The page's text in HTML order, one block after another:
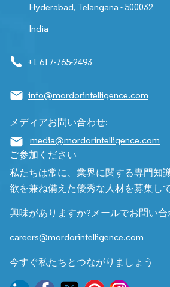
Hyderabad, Telangana - 500032
India
+1 617-765-2493
info@mordorintelligence.com
メディアお問い合わせ:
media@mordorintelligence.com
ご参加ください
私たちは常に、業界に関する専門知
欲を兼ね備えた優秀な人材を募集し
興味がありますか?メールでお問い合
careers@mordorintelligence.com
今すぐ私たちとつながりましょう